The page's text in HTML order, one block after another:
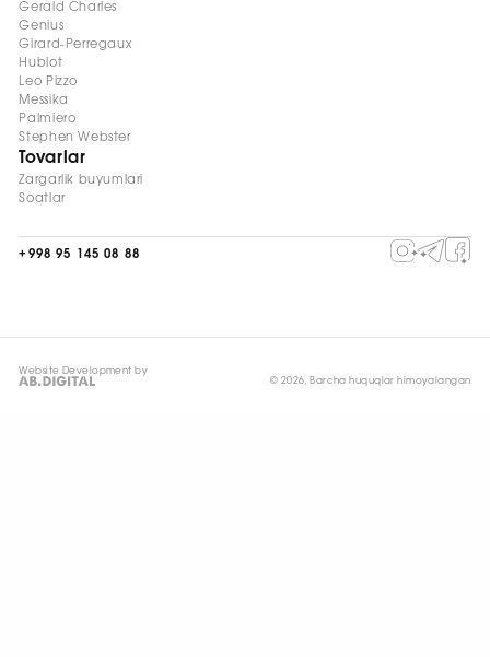
Gerald Charles
Genius
Girard-Perregaux
Hublot
Leo Pizzo
Messika
Palmiero
Stephen Webster
Tovarlar
Zargarlik buyumlari
Soatlar
+998 95 145 08 88
Website Development by
© 2026, Barcha huquqlar himoyalangan